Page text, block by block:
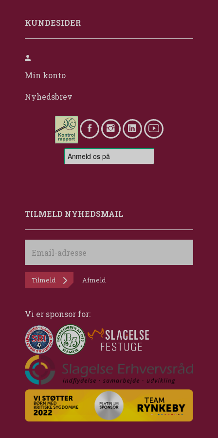
KUNDESIDER
Min konto
Nyhedsbrev
TILMELD NYHEDSMAIL
adresse
Tilmeld Afmeld
Vi er sponsor for: